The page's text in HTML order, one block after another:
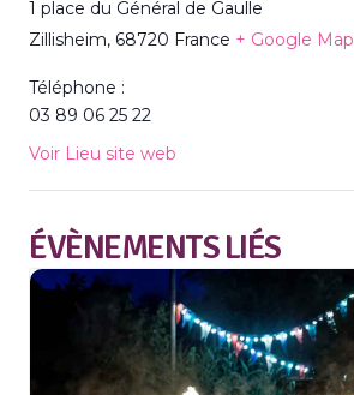
1 place du Général de Gaulle
Zillisheim, 68720 France + Google Map
Téléphone :
03 89 06 25 22
Voir Lieu site web
ÉVÈNEMENTS LIÉS